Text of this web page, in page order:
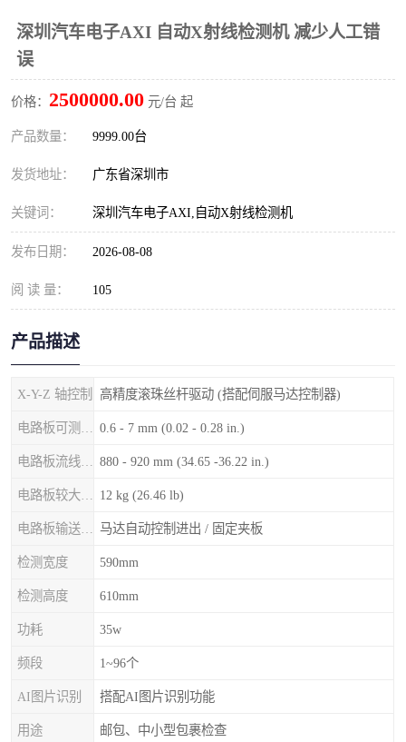
深圳汽车电子AXI 自动X射线检测机 减少人工错
误
价格： 2500000.00 元/台 起
产品数量： 9999.00台
发货地址： 广东省深圳市
关键词： 深圳汽车电子AXI,自动X射线检测机
发布日期： 2026-08-08
阅 读 量： 105
产品描述
X-Y-Z 轴控制 高精度滚珠丝杆驱动 (搭配伺服马达控制器)
0.6 - 7 mm (0.02 - 0.28 in.)
880 - 920 mm (34.65 -36.22 in.)
12 kg (26.46 lb)
马达自动控制进出 / 固定夹板
检测宽度 590mm
检测高度 610mm
功耗 35w
频段 1~96个
AI图片识别 搭配AI图片识别功能
用途 邮包、中小型包裹检查